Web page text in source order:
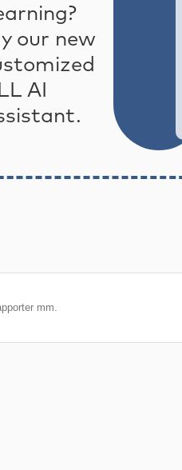
our new
AI